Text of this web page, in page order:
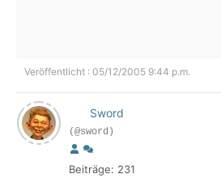
Veröffentlicht : 05/12/2005 9:44 p.m.
Sword
(@sword)
Beiträge: 231